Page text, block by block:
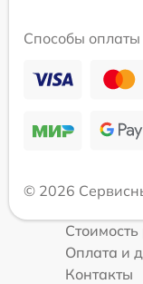
Способы оплаты
© 2026
Оплата и
Контакты